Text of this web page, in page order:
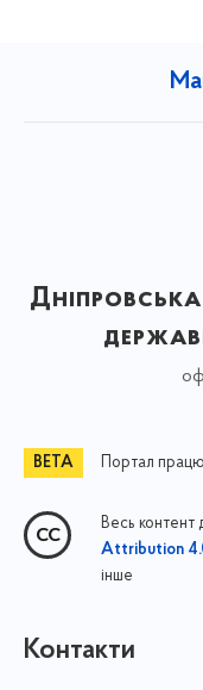
Портал
Весь контент
Attribution
інше
Контакти